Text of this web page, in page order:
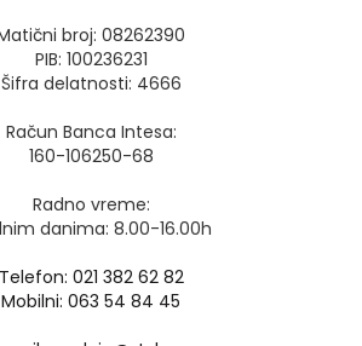
broj: 08262390
PIB: 100236231
Šifra delatnosti: 4666
Račun Banca Intesa:
160-106250-68
Radno vreme:
danima: 8.00-16.00h
Telefon: 021 382 62 82
Mobilni: 063 54 84 45